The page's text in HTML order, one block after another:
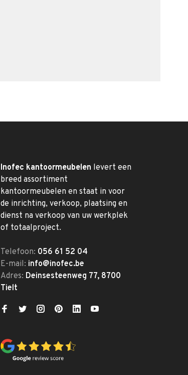
Inofec kantoormeubelen levert een
breed assortiment
kantoormeubelen en staat in voor
de inrichting, verkoop, plaatsing en
dienst na verkoop van uw werkplek
of totaalproject.
Telefoon: 056 61 52 04
E-mail: info@inofec.be
Adres: Deinsesteenweg 77, 8700
Tielt